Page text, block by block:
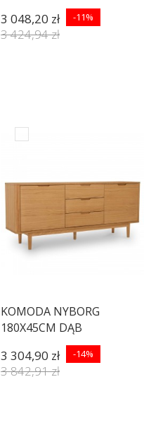
3 048,20 zł -11%
3 424,94 zł
KOMODA NYBORG
180X45CM DĄB
3 304,90 zł -14%
3 842,91 zł